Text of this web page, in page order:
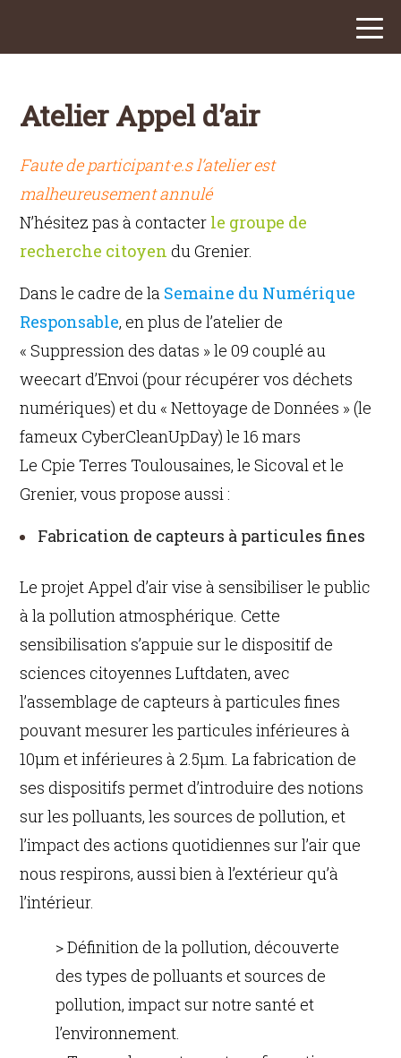
Atelier Appel d’air
Faute de participant·e.s l’atelier est
malheureusement annulé
N’hésitez pas à contacter le groupe de
recherche citoyen du Grenier.
Dans le cadre de la Semaine du Numérique
Responsable, en plus de l’atelier de
« Suppression des datas » le 09 couplé au
weecart d’Envoi (pour récupérer vos déchets
numériques) et du « Nettoyage de Données » (le
fameux CyberCleanUpDay) le 16 mars
Le Cpie Terres Toulousaines, le Sicoval et le
Grenier, vous propose aussi :
Fabrication de capteurs à particules fines
Le projet Appel d’air vise à sensibiliser le public
à la pollution atmosphérique. Cette
sensibilisation s’appuie sur le dispositif de
sciences citoyennes Luftdaten, avec
l’assemblage de capteurs à particules fines
pouvant mesurer les particules inférieures à
10μm et inférieures à 2.5μm. La fabrication de
ses dispositifs permet d’introduire des notions
sur les polluants, les sources de pollution, et
l’impact des actions quotidiennes sur l’air que
nous respirons, aussi bien à l’extérieur qu’à
l’intérieur.
> Définition de la pollution, découverte
des types de polluants et sources de
pollution, impact sur notre santé et
l’environnement.